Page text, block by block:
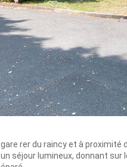
rer du raincy et à
séjour lumineux, donnant sur